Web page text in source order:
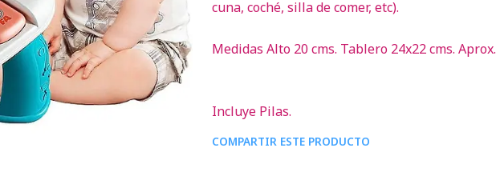
cuna, coché, silla de comer, etc).
Medidas Alto 20 cms. Tablero 24x22 cms. Aprox.
Incluye Pilas.
COMPARTIR ESTE PRODUCTO